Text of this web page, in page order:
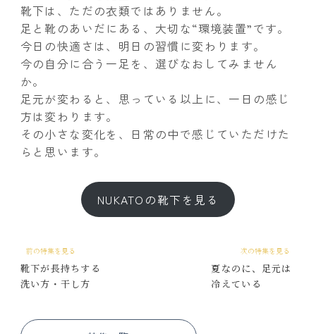
靴下は、ただの衣類ではありません。
足と靴のあいだにある、大切な“環境装置”です。
今日の快適さは、明日の習慣に変わります。
今の自分に合う一足を、選びなおしてみません
か。
足元が変わると、思っている以上に、一日の感じ
方は変わります。
その小さな変化を、日常の中で感じていただけた
らと思います。
NUKATOの靴下を見る
前の特集を見る
靴下が長持ちする
洗い方・干し方
次の特集を見る
夏なのに、足元は
冷えている